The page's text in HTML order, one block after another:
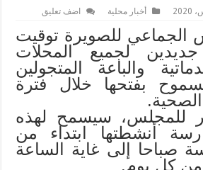
أخبار محلية اضف تعليق
للصويرة توقيت
لجميع المحلات
والباعة المتجولين
بفتحها خلال فترة
للمجلس، سيسمح لهذه
أنشطتها ابتداء من
صباحا إلى غاية الساعة
من كل يوم.